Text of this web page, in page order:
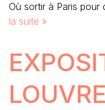
Où sortir à Paris pour
la suite »